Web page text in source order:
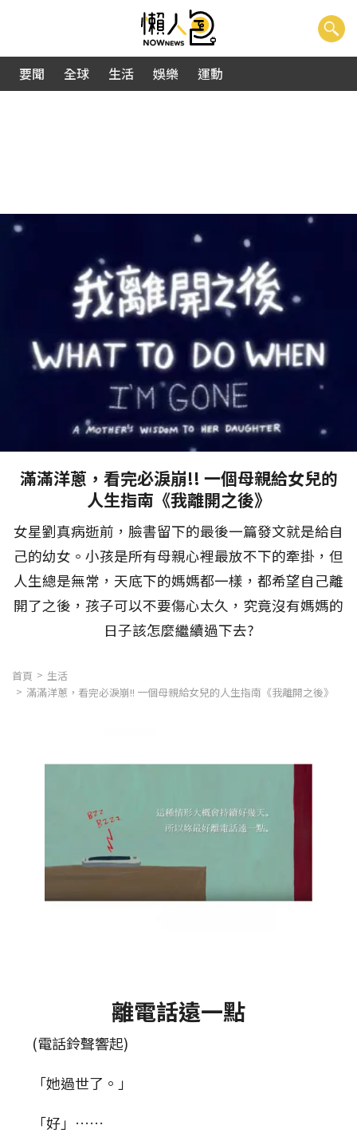
要聞 全球 生活 娛樂 運動
滿滿洋蔥，看完必淚崩!! 一個母親給女兒的
人生指南《我離開之後》
女星劉真病逝前，臉書留下的最後一篇發文就是給自
己的幼女。小孩是所有母親心裡最放不下的牽掛，但
人生總是無常，天底下的媽媽都一樣，都希望自己離
開了之後，孩子可以不要傷心太久，究竟沒有媽媽的
日子該怎麼繼續過下去?
首頁
生活
滿滿洋蔥，看完必淚崩!! 一個母親給女兒的人生指南《我離開之後》
離電話遠一點
(電話鈴聲響起)
「她過世了。」
「好」……